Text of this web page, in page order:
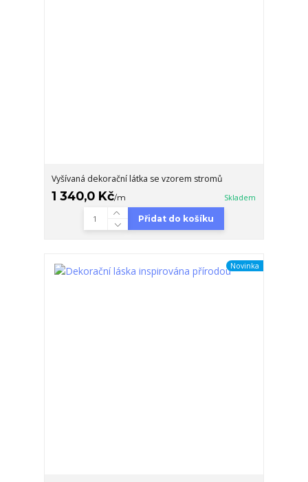
Vyšívaná dekorační látka se vzorem stromů
1 340,0 Kč/m Skladem
Přidat do košíku
Novinka